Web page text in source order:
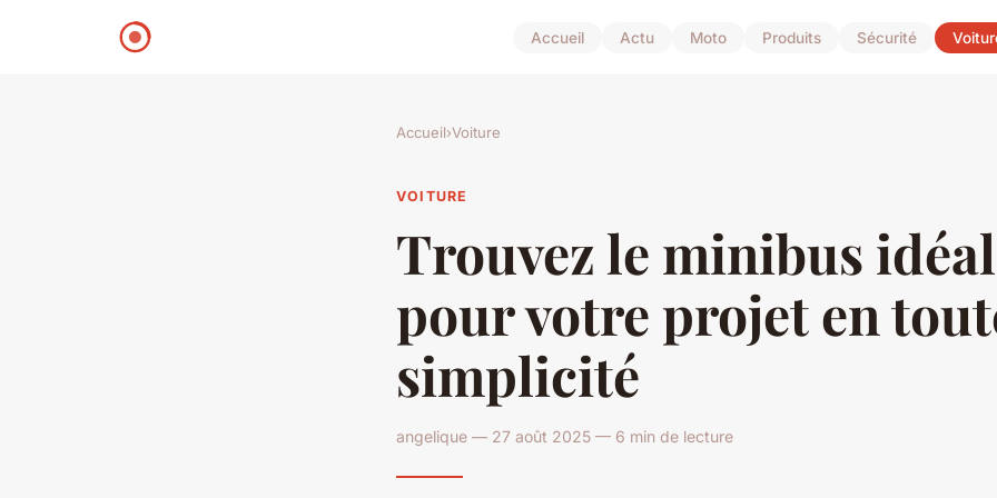
Accueil Actu Moto Produits Sécurité
Accueil›Voiture
VOITURE
Trouvez le minibus idéal
pour votre projet en
simplicité
angelique — 27 août 2025 — 6 min de lecture